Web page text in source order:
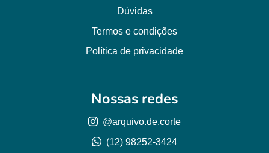
Dúvidas
Termos e condições
Política de privacidade
Nossas redes
@arquivo.de.corte
(12) 98252-3424